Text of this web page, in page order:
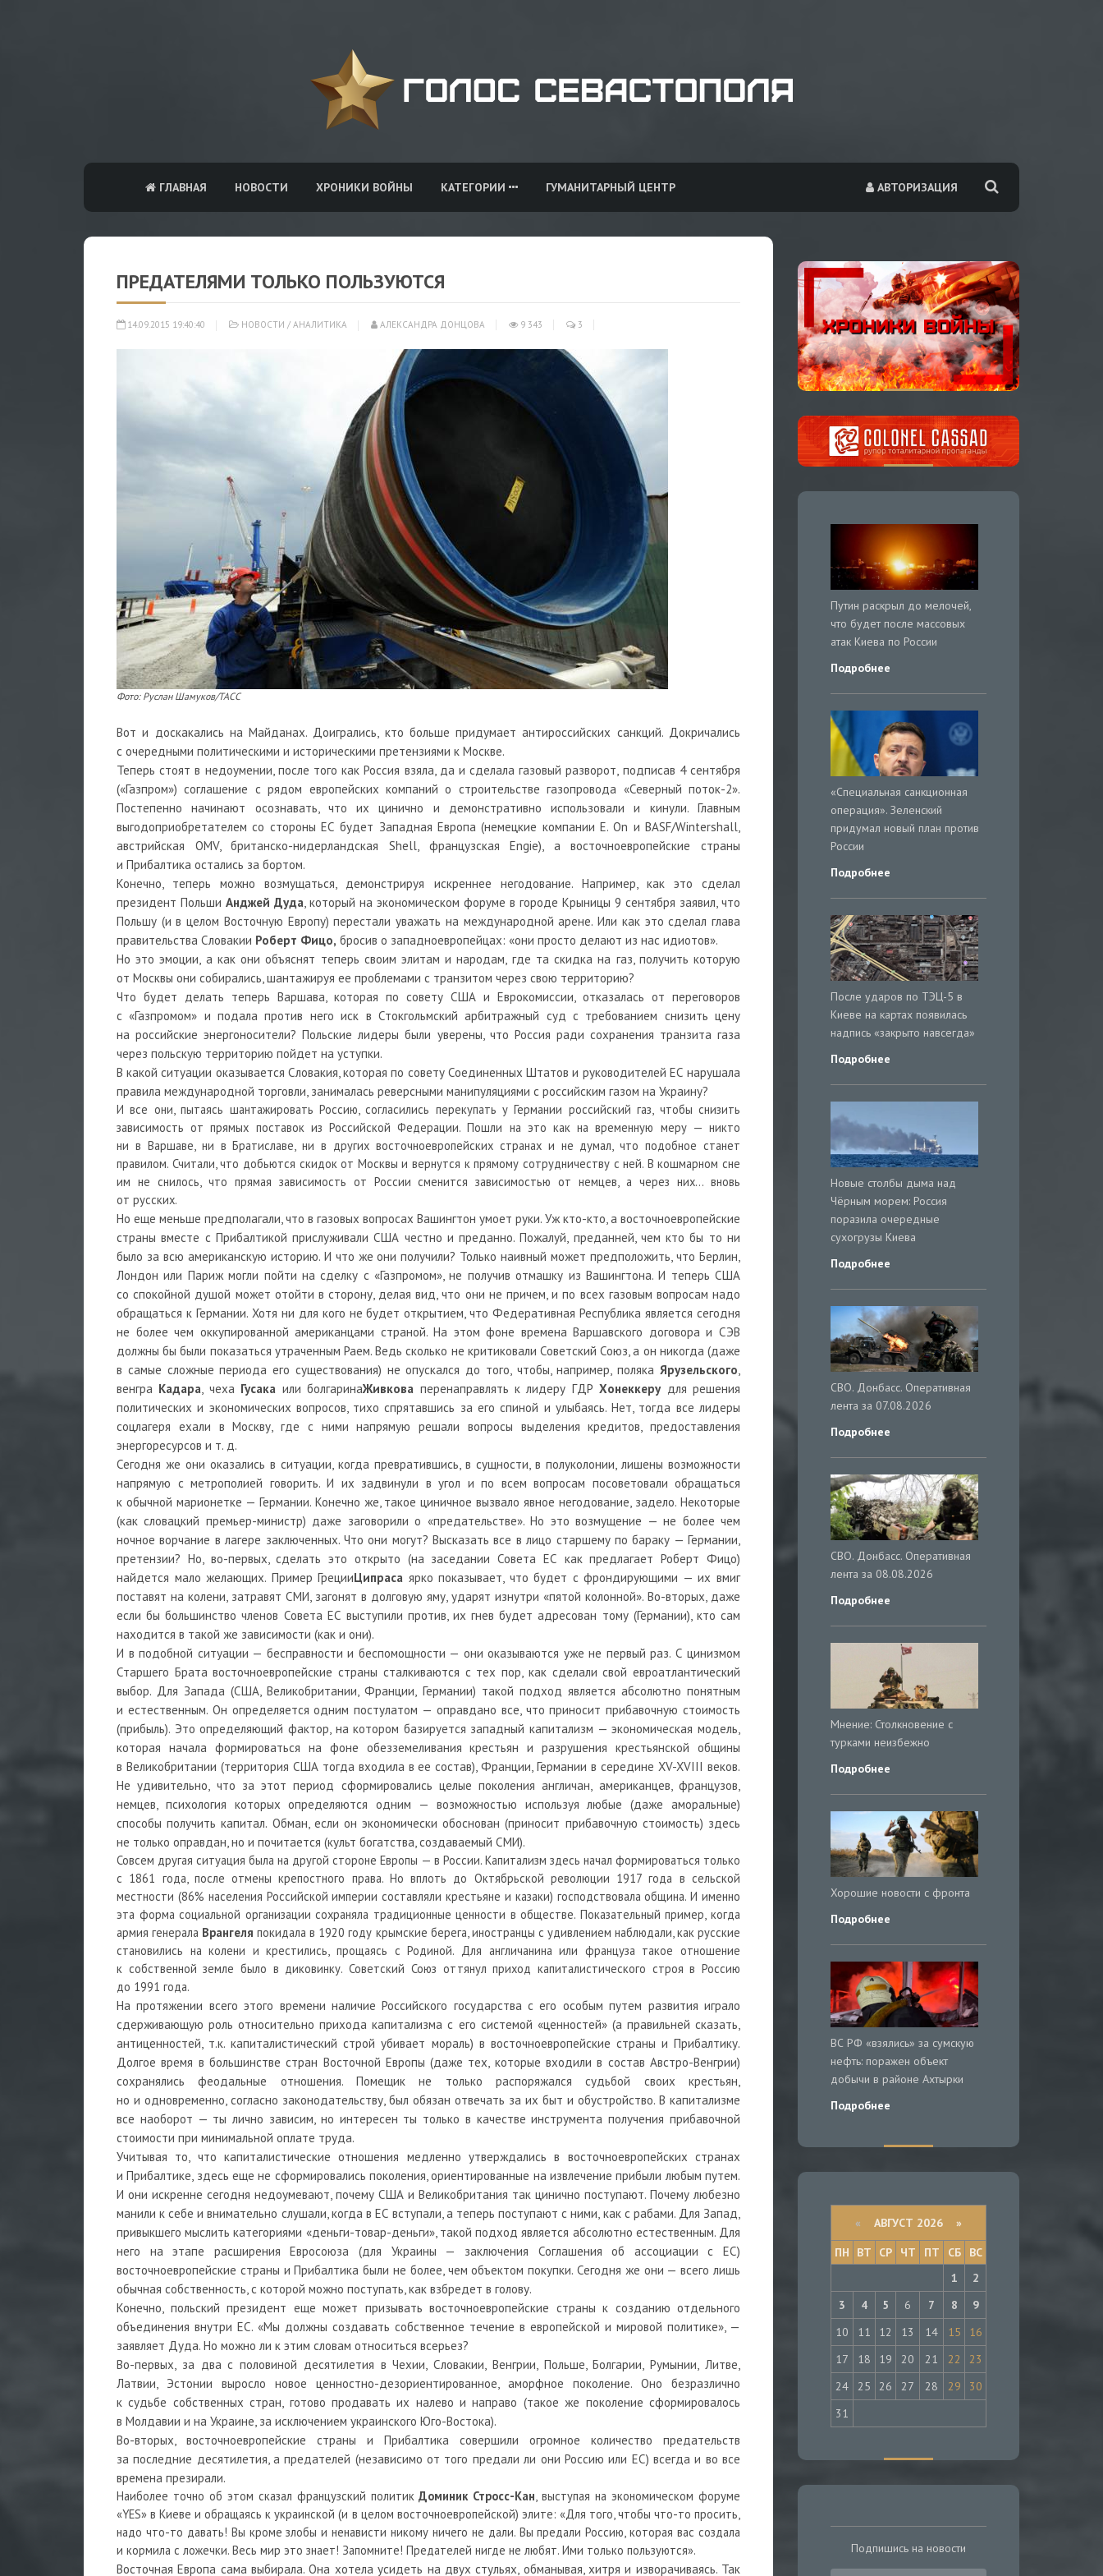
АВТОРИЗАЦИЯ
ГЛАВНАЯ НОВОСТИ ХРОНИКИ ВОЙНЫ КАТЕГОРИИ ГУМАНИТАРНЫЙ ЦЕНТР
ПРЕДАТЕЛЯМИ ТОЛЬКО ПОЛЬЗУЮТСЯ
14.09.2015 19:40:40 НОВОСТИ / АНАЛИТИКА АЛЕКСАНДРА ДОНЦОВА 9 343 3
Фото: Руслан Шамуков/ТАСС
Вот и доскакались на Майданах. Доигрались, кто больше придумает антироссийских санкций. Докричались
с очередными политическими и историческими претензиями к Москве.
Теперь стоят в недоумении, после того как Россия взяла, да и сделала газовый разворот, подписав 4 сентября
(«Газпром») соглашение с рядом европейских компаний о строительстве газопровода «Северный поток-2».
Постепенно начинают осознавать, что их цинично и демонстративно использовали и кинули. Главным
выгодоприобретателем со стороны ЕС будет Западная Европа (немецкие компании E. On и BASF/Wintershall,
австрийская OMV, британско-нидерландская Shell, французская Engie), а восточноевропейские страны
и Прибалтика остались за бортом.
Конечно, теперь можно возмущаться, демонстрируя искреннее негодование. Например, как это сделал
президент Польши Анджей Дуда, который на экономическом форуме в городе Крыницы 9 сентября заявил, что
Польшу (и в целом Восточную Европу) перестали уважать на международной арене. Или как это сделал глава
правительства Словакии Роберт Фицо, бросив о западноевропейцах: «они просто делают из нас идиотов».
Но это эмоции, а как они объяснят теперь своим элитам и народам, где та скидка на газ, получить которую
от Москвы они собирались, шантажируя ее проблемами с транзитом через свою территорию?
Что будет делать теперь Варшава, которая по совету США и Еврокомиссии, отказалась от переговоров
с «Газпромом» и подала против него иск в Стокгольмский арбитражный суд с требованием снизить цену
на российские энергоносители? Польские лидеры были уверены, что Россия ради сохранения транзита газа
через польскую территорию пойдет на уступки.
В какой ситуации оказывается Словакия, которая по совету Соединенных Штатов и руководителей ЕС нарушала
правила международной торговли, занималась реверсными манипуляциями с российским газом на Украину?
И все они, пытаясь шантажировать Россию, согласились перекупать у Германии российский газ, чтобы снизить
зависимость от прямых поставок из Российской Федерации. Пошли на это как на временную меру — никто
ни в Варшаве, ни в Братиславе, ни в других восточноевропейских странах и не думал, что подобное станет
правилом. Считали, что добьются скидок от Москвы и вернутся к прямому сотрудничеству с ней. В кошмарном сне
им не снилось, что прямая зависимость от России сменится зависимостью от немцев, а через них… вновь
от русских.
Но еще меньше предполагали, что в газовых вопросах Вашингтон умоет руки. Уж кто-кто, а восточноевропейские
страны вместе с Прибалтикой прислуживали США честно и преданно. Пожалуй, преданней, чем кто бы то ни
было за всю американскую историю. И что же они получили? Только наивный может предположить, что Берлин,
Лондон или Париж могли пойти на сделку с «Газпромом», не получив отмашку из Вашингтона. И теперь США
со спокойной душой может отойти в сторону, делая вид, что они не причем, и по всех газовым вопросам надо
обращаться к Германии. Хотя ни для кого не будет открытием, что Федеративная Республика является сегодня
не более чем оккупированной американцами страной. На этом фоне времена Варшавского договора и СЭВ
должны бы были показаться утраченным Раем. Ведь сколько не критиковали Советский Союз, а он никогда (даже
в самые сложные периода его существования) не опускался до того, чтобы, например, поляка Ярузельского,
венгра Кадара, чеха Гусака или болгаринаЖивкова перенаправлять к лидеру ГДРХонеккерудля решения
политических и экономических вопросов, тихо спрятавшись за его спиной и улыбаясь. Нет, тогда все лидеры
соцлагеря ехали в Москву, где с ними напрямую решали вопросы выделения кредитов, предоставления
энергоресурсов и т. д.
Сегодня же они оказались в ситуации, когда превратившись, в сущности, в полуколонии, лишены возможности
напрямую с метрополией говорить. И их задвинули в угол и по всем вопросам посоветовали обращаться
к обычной марионетке — Германии. Конечно же, такое циничное вызвало явное негодование, задело. Некоторые
(как словацкий премьер-министр) даже заговорили о «предательстве». Но это возмущение — не более чем
ночное ворчание в лагере заключенных. Что они могут? Высказать все в лицо старшему по бараку — Германии,
претензии? Но, во-первых, сделать это открыто (на заседании Совета ЕС как предлагает Роберт Фицо)
найдется мало желающих. Пример ГрецииЦипраса ярко показывает, что будет с фрондирующими — их вмиг
поставят на колени, затравят СМИ, загонят в долговую яму, ударят изнутри «пятой колонной». Во-вторых, даже
если бы большинство членов Совета ЕС выступили против, их гнев будет адресован тому (Германии), кто сам
находится в такой же зависимости (как и они).
И в подобной ситуации — бесправности и беспомощности — они оказываются уже не первый раз. С цинизмом
Старшего Брата восточноевропейские страны сталкиваются с тех пор, как сделали свой евроатлантический
выбор. Для Запада (США, Великобритании, Франции, Германии) такой подход является абсолютно понятным
и естественным. Он определяется одним постулатом — оправдано все, что приносит прибавочную стоимость
(прибыль). Это определяющий фактор, на котором базируется западный капитализм — экономическая модель,
которая начала формироваться на фоне обезземеливания крестьян и разрушения крестьянской общины
в Великобритании (территория США тогда входила в ее состав), Франции, Германии в середине XV-XVIII веков.
Не удивительно, что за этот период сформировались целые поколения англичан, американцев, французов,
немцев, психология которых определяются одним — возможностью используя любые (даже аморальные)
способы получить капитал. Обман, если он экономически обоснован (приносит прибавочную стоимость) здесь
не только оправдан, но и почитается (культ богатства, создаваемый СМИ).
Совсем другая ситуация была на другой стороне Европы — в России. Капитализм здесь начал формироваться только
с 1861 года, после отмены крепостного права. Но вплоть до Октябрьской революции 1917 года в сельской
местности (86% населения Российской империи составляли крестьяне и казаки) господствовала община. И именно
эта форма социальной организации сохраняла традиционные ценности в обществе. Показательный пример, когда
армия генерала Врангеля покидала в 1920 году крымские берега, иностранцы с удивлением наблюдали, как русские
становились на колени и крестились, прощаясь с Родиной. Для англичанина или француза такое отношение
к собственной земле было в диковинку. Советский Союз оттянул приход капиталистического строя в Россию
до 1991 года.
На протяжении всего этого времени наличие Российского государства с его особым путем развития играло
сдерживающую роль относительно прихода капитализма с его системой «ценностей» (а правильней сказать,
антиценностей, т.к. капиталистический строй убивает мораль) в восточноевропейские страны и Прибалтику.
Долгое время в большинстве стран Восточной Европы (даже тех, которые входили в состав Австро-Венгрии)
сохранялись феодальные отношения. Помещик не только распоряжался судьбой своих крестьян,
но и одновременно, согласно законодательству, был обязан отвечать за их быт и обустройство. В капитализме
все наоборот — ты лично зависим, но интересен ты только в качестве инструмента получения прибавочной
стоимости при минимальной оплате труда.
Учитывая то, что капиталистические отношения медленно утверждались в восточноевропейских странах
и Прибалтике, здесь еще не сформировались поколения, ориентированные на извлечение прибыли любым путем.
И они искренне сегодня недоумевают, почему США и Великобритания так цинично поступают. Почему любезно
манили к себе и внимательно слушали, когда в ЕС вступали, а теперь поступают с ними, как с рабами. Для Запад,
привыкшего мыслить категориями «деньги-товар-деньги», такой подход является абсолютно естественным. Для
него на этапе расширения Евросоюза (для Украины — заключения Соглашения об ассоциации с ЕС)
восточноевропейские страны и Прибалтика были не более, чем объектом покупки. Сегодня же они — всего лишь
обычная собственность, с которой можно поступать, как взбредет в голову.
Конечно, польский президент еще может призывать восточноевропейские страны к созданию отдельного
объединения внутри ЕС. «Мы должны создавать собственное течение в европейской и мировой политике», —
заявляет Дуда. Но можно ли к этим словам относиться всерьез?
Во-первых, за два с половиной десятилетия в Чехии, Словакии, Венгрии, Польше, Болгарии, Румынии, Литве,
Латвии, Эстонии выросло новое ценностно-дезориентированное, аморфное поколение. Оно безразлично
к судьбе собственных стран, готово продавать их налево и направо (такое же поколение сформировалось
в Молдавии и на Украине, за исключением украинского Юго-Востока).
Во-вторых, восточноевропейские страны и Прибалтика совершили огромное количество предательств
за последние десятилетия, а предателей (независимо от того предали ли они Россию или ЕС) всегда и во все
времена презирали.
Наиболее точно об этом сказал французский политикДоминик Стросс-Кан, выступая на экономическом форуме
«YES» в Киеве и обращаясь к украинской (и в целом восточноевропейской) элите: «Для того, чтобы что-то просить,
надо что-то давать! Вы кроме злобы и ненависти никому ничего не дали. Вы предали Россию, которая вас создала
и кормила с ложечки. Весь мир это знает! Запомните! Предателей нигде не любят. Ими только пользуются».
Восточная Европа сама выбирала. Она хотела усидеть на двух стульях, обманывая, хитря и изворачиваясь. Так
Путин раскрыл до мелочей,
что будет после массовых
атак Киева по России
Подробнее
«Специальная санкционная
операция». Зеленский
придумал новый план против
России
Подробнее
После ударов по ТЭЦ-5 в
Киеве на картах появилась
надпись «закрыто навсегда»
Подробнее
Новые столбы дыма над
Чёрным морем: Россия
поразила очередные
сухогрузы Киева
Подробнее
СВО. Донбасс. Оперативная
лента за 07.08.2026
Подробнее
СВО. Донбасс. Оперативная
лента за 08.08.2026
Подробнее
Мнение: Столкновение с
турками неизбежно
Подробнее
Хорошие новости с фронта
Подробнее
ВС РФ «взялись» за сумскую
нефть: поражен объект
добычи в районе Ахтырки
Подробнее
« АВГУСТ 2026 »
ПН
ВТ СР ЧТ ПТ СБ
ВС
1
2
3
4 5 6 7 8
9
10
11 12 13 14 15
16
17
18 19 20 21 22
23
24
25 26 27 28 29
30
31
Подпишись на новости